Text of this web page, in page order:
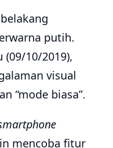
putih.
(09/10/2019),
visual
“mode biasa”.
mencoba fitur